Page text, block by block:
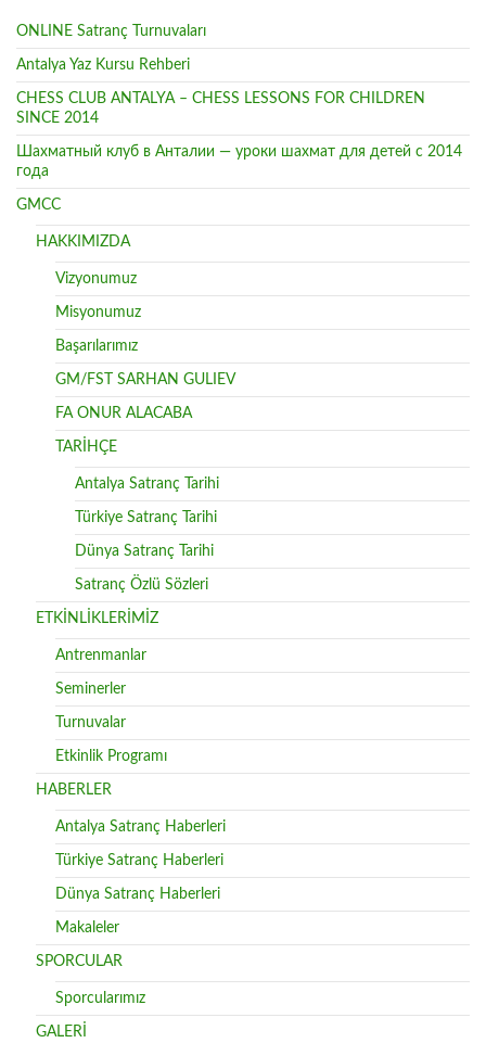
ONLINE Satranç Turnuvaları
Antalya Yaz Kursu Rehberi
CHESS CLUB ANTALYA – CHESS LESSONS FOR CHILDREN
SINCE 2014
Шахматный клуб в Анталии — уроки шахмат для детей с 2014
года
GMCC
HAKKIMIZDA
Vizyonumuz
Misyonumuz
Başarılarımız
GM/FST SARHAN GULIEV
FA ONUR ALACABA
TARİHÇE
Antalya Satranç Tarihi
Türkiye Satranç Tarihi
Dünya Satranç Tarihi
Satranç Özlü Sözleri
ETKİNLİKLERİMİZ
Antrenmanlar
Seminerler
Turnuvalar
Etkinlik Programı
HABERLER
Antalya Satranç Haberleri
Türkiye Satranç Haberleri
Dünya Satranç Haberleri
Makaleler
SPORCULAR
Sporcularımız
GALERİ